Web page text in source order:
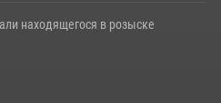
находящегося в розыске